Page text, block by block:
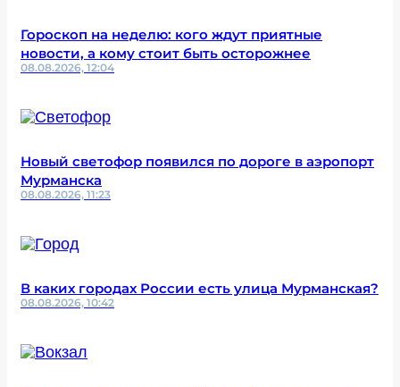
Гороскоп на неделю: кого ждут приятные
новости, а кому стоит быть осторожнее
08.08.2026, 12:04
Новый светофор появился по дороге в аэропорт
Мурманска
08.08.2026, 11:23
В каких городах России есть улица Мурманская?
08.08.2026, 10:42